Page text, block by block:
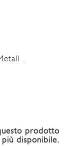
.
prodotto
disponibile.